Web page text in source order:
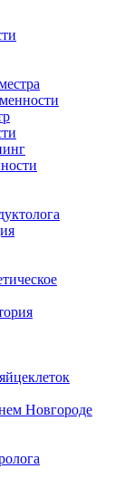
Новгороде